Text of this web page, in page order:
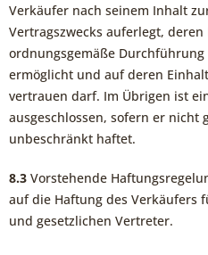
Verkäufer nach seinem Inhalt
Vertragszwecks auferlegt,
ordnungsgemäße
ermöglicht und auf deren
vertrauen darf. Im Übrigen ist
ausgeschlossen, sofern er nicht
unbeschränkt haftet.
8.3 Vorstehende
auf die Haftung des Verkäufers
und gesetzlichen Vertreter.